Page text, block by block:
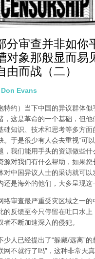
分审查并非如你
对象那般显而
由而战（二）
Don Evans
特约） 当下中国的异议群体似
，这是革命的一个基础，但他
础知识、技术和思考等多方面
。于是很少有人会去重视“可
，我们能用手头的资源做些什
源对我们有什么帮助，如果您
对中国异议人士的采访就可以
还是海外的他们，大多呈现这
络审查最严重受灾区域之一的
的反馈至今只停留在吐口水上
者不断加速深入的侵犯。
少人已经提出了“躲藏/远离”的
网不就行了吗”，这种非常天